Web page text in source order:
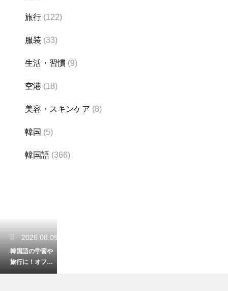
旅行 (122)
服装 (33)
生活・習慣 (9)
空港 (18)
美容・スキンケア (8)
韓国 (5)
韓国語 (366)
2026.08.09
韓国語の学習や
旅行に！オフラ
インでも引ける